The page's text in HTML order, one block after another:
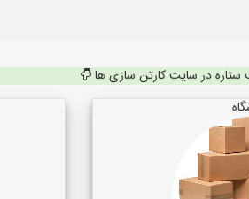
ستاره در سایت کارتن سازی ها